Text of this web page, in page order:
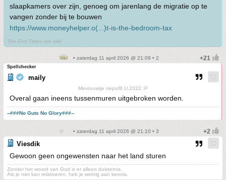
slaapkamers over zijn, genoeg om jarenlang de migratie op te
vangen zonder bij te bouwen
https://www.moneyhelper.o(...)t-is-the-bedroom-tax
The End Times are wild
• zaterdag 11 april 2026 @ 21:09 • 2
Spellchecker
maily
Mevrouwtje oeps/B.U.2022 :P
Overal gaan ineens tussenmuren uitgebroken worden.
--###No Guts No Glory###--
• zaterdag 11 april 2026 @ 21:10 • 3
Viesdik
Gewoon geen ongewensten naar het land sturen
Zonder het woord van God is er alleen duisternis.
Als je niet kan relativeren, heb je weinig aan kennis.